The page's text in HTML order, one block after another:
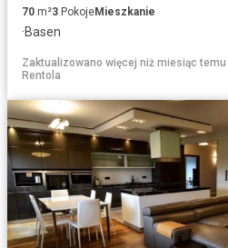
70 m²3 PokojeMieszkanie
·Basen
Zaktualizowano więcej niż miesiąc temu
Rentola